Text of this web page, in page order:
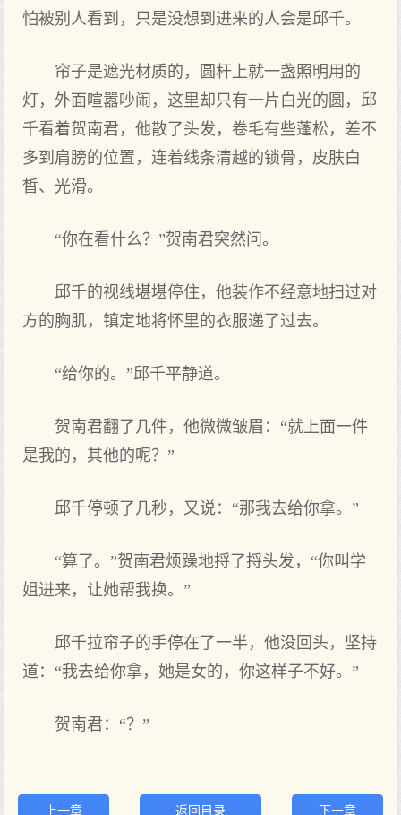
怕被别人看到，只是没想到进来的人会是邱千。
帘子是遮光材质的，圆杆上就一盏照明用的
灯，外面喧嚣吵闹，这里却只有一片白光的圆，邱
千看着贺南君，他散了头发，卷毛有些蓬松，差不
多到肩膀的位置，连着线条清越的锁骨，皮肤白
皙、光滑。
“你在看什么？”贺南君突然问。
邱千的视线堪堪停住，他装作不经意地扫过对
方的胸肌，镇定地将怀里的衣服递了过去。
“给你的。”邱千平静道。
贺南君翻了几件，他微微皱眉：“就上面一件
是我的，其他的呢？”
邱千停顿了几秒，又说：“那我去给你拿。”
“算了。”贺南君烦躁地捋了捋头发，“你叫学
姐进来，让她帮我换。”
邱千拉帘子的手停在了一半，他没回头，坚持
道：“我去给你拿，她是女的，你这样子不好。”
贺南君：“？”
上一章 返回目录 下一章